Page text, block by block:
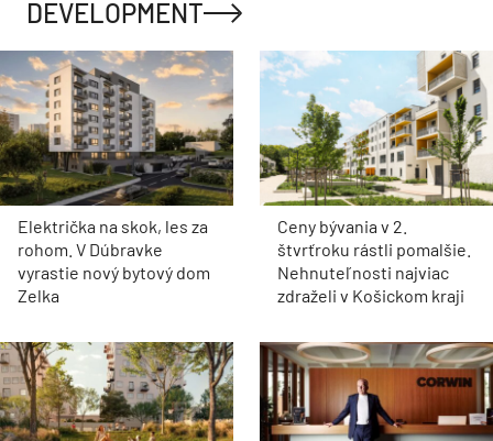
DEVELOPMENT
Električka na skok, les za
rohom. V Dúbravke
vyrastie nový bytový dom
Zelka
Ceny bývania v 2.
štvrťroku rástli pomalšie.
Nehnuteľnosti najviac
zdraželi v Košickom kraji